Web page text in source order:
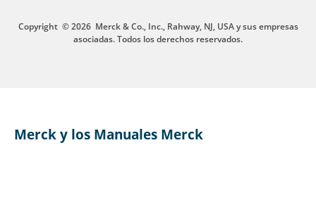
Copyright © 2026 Merck & Co., Inc., Rahway, NJ, USA y sus empresas
asociadas. Todos los derechos reservados.
Merck y los Manuales Merck